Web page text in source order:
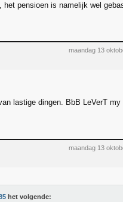
pensioen is namelijk wel
maandag 13
lastige dingen. BbB LeVerT my
maandag 13
het volgende: